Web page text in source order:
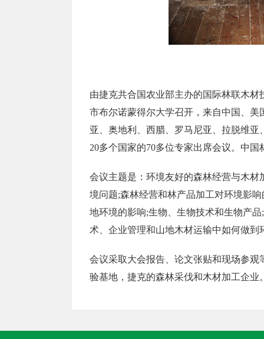
由捷克共合国农业部主办的国际林联木
市布尔诺蒙得尔大学召开，来自中国、
亚、奥地利、西腊、罗马尼亚、拉脱维
20多个国家的70多位专家出席会议。中
会议主题是：环境友好的森林经营与木
境问题;森林经营和林产品加工对环境影
地环境的影响;生物、生物技术和生物产
术、企业管理和山地木材运输中如何做到
会议采取大会报告、论文张贴和现场参
验基地，捷克的森林采伐和木材加工企业